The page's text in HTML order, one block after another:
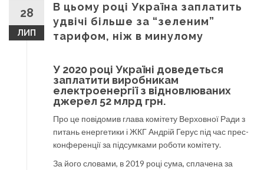
28
ЛИП
В цьому році Україна заплатить
удвічі більше за “зеленим”
тарифом, ніж в минулому
У 2020 році Україні доведеться
заплатити виробникам
електроенергії з відновлюваних
джерел 52 млрд грн.
Про це повідомив глава комітету Верховної Ради з
питань енергетики і ЖКГ Андрій Герус під час прес-
конференції за підсумками роботи комітету.
За його словами, в 2019 році сума, сплачена за